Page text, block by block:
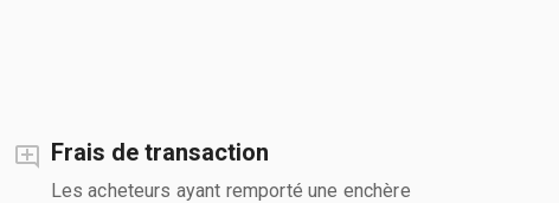
Frais de transaction
Les acheteurs ayant remporté une enchère